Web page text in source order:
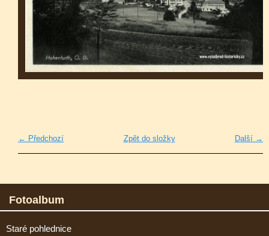
← Předchozí Další →
Zpět do složky
Fotoalbum
Staré pohlednice